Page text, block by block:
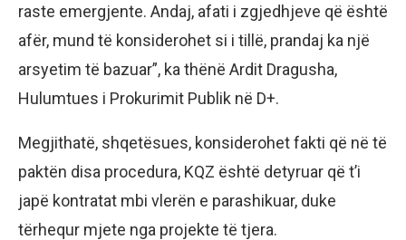
raste emergjente. Andaj, afati i zgjedhjeve që është
afër, mund të konsiderohet si i tillë, prandaj ka një
arsyetim të bazuar”, ka thënë Ardit Dragusha,
Hulumtues i Prokurimit Publik në D+.
Megjithatë, shqetësues, konsiderohet fakti që në të
paktën disa procedura, KQZ është detyruar që t’i
japë kontratat mbi vlerën e parashikuar, duke
tërhequr mjete nga projekte të tjera.